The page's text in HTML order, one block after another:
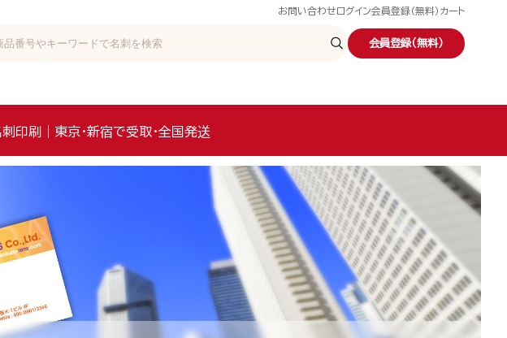
お問い合わせ ログイン会員登録（無料） カート
会員登録（無料）
印刷｜東京・新宿で受取・全国発送